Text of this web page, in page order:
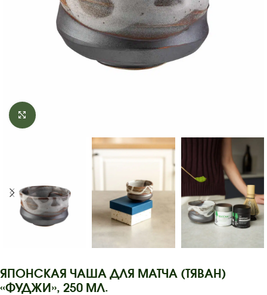
Click to enlarge
ЯПОНСКАЯ ЧАША ДЛЯ МАТЧА (ТЯВАН)
«ФУДЖИ», 250 МЛ.